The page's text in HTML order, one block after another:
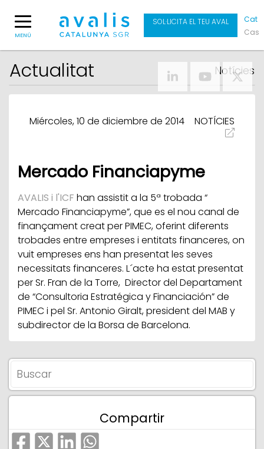
MENÚ
SOL·LICITA EL TEU AVAL
Cat
Cas
Actualitat Notícies
Miércoles, 10 de diciembre de 2014 NOTÍCIES
Mercado Financiapyme
AVALIS i l'ICF han assistit a la 5ª trobada “
Mercado Financiapyme”, que es el nou canal de
finançament creat per PIMEC, oferint diferents
trobades entre empreses i entitats financeres, on
vuit empreses ens han presentat les seves
necessitats financeres. L´acte ha estat presentat
per Sr. Fran de la Torre, Director del Departament
de “Consultoria Estratégica y Financiación” de
PIMEC i pel Sr. Antonio Giralt, president del MAB y
subdirector de la Borsa de Barcelona.
Compartir